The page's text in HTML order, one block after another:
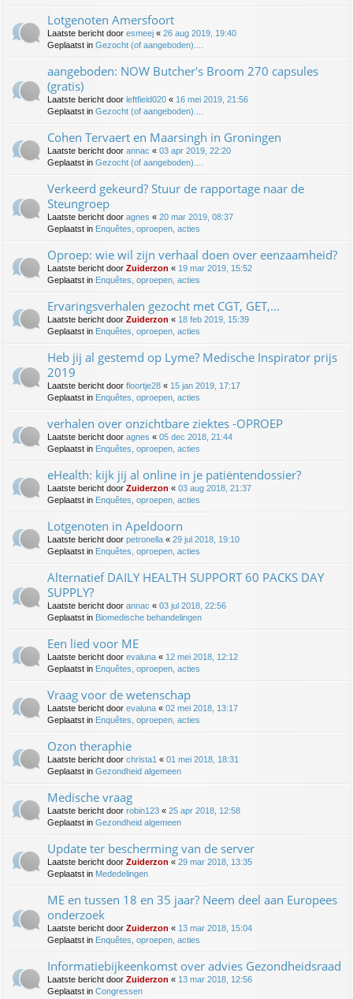
Lotgenoten Amersfoort
Laatste bericht door esmeej « 26 aug 2019, 19:40
Geplaatst in Gezocht (of aangeboden)....
aangeboden: NOW Butcher's Broom 270 capsules
(gratis)
Laatste bericht door leftfield020 « 16 mei 2019, 21:56
Geplaatst in Gezocht (of aangeboden)....
Cohen Tervaert en Maarsingh in Groningen
Laatste bericht door annac « 03 apr 2019, 22:20
Geplaatst in Gezocht (of aangeboden)....
Verkeerd gekeurd? Stuur de rapportage naar de
Steungroep
Laatste bericht door agnes « 20 mar 2019, 08:37
Geplaatst in Enquêtes, oproepen, acties
Oproep: wie wil zijn verhaal doen over eenzaamheid?
Laatste bericht door Zuiderzon « 19 mar 2019, 15:52
Geplaatst in Enquêtes, oproepen, acties
Ervaringsverhalen gezocht met CGT, GET,...
Laatste bericht door Zuiderzon « 18 feb 2019, 15:39
Geplaatst in Enquêtes, oproepen, acties
Heb jij al gestemd op Lyme? Medische Inspirator prijs
2019
Laatste bericht door floortje28 « 15 jan 2019, 17:17
Geplaatst in Enquêtes, oproepen, acties
verhalen over onzichtbare ziektes -OPROEP
Laatste bericht door agnes « 05 dec 2018, 21:44
Geplaatst in Enquêtes, oproepen, acties
eHealth: kijk jij al online in je patiëntendossier?
Laatste bericht door Zuiderzon « 03 aug 2018, 21:37
Geplaatst in Enquêtes, oproepen, acties
Lotgenoten in Apeldoorn
Laatste bericht door petronella « 29 jul 2018, 19:10
Geplaatst in Enquêtes, oproepen, acties
Alternatief DAILY HEALTH SUPPORT 60 PACKS DAY
SUPPLY?
Laatste bericht door annac « 03 jul 2018, 22:56
Geplaatst in Biomedische behandelingen
Een lied voor ME
Laatste bericht door evaluna « 12 mei 2018, 12:12
Geplaatst in Enquêtes, oproepen, acties
Vraag voor de wetenschap
Laatste bericht door evaluna « 02 mei 2018, 13:17
Geplaatst in Enquêtes, oproepen, acties
Ozon theraphie
Laatste bericht door christa1 « 01 mei 2018, 18:31
Geplaatst in Gezondheid algemeen
Medische vraag
Laatste bericht door robin123 « 25 apr 2018, 12:58
Geplaatst in Gezondheid algemeen
Update ter bescherming van de server
Laatste bericht door Zuiderzon « 29 mar 2018, 13:35
Geplaatst in Mededelingen
ME en tussen 18 en 35 jaar? Neem deel aan Europees
onderzoek
Laatste bericht door Zuiderzon « 13 mar 2018, 15:04
Geplaatst in Enquêtes, oproepen, acties
Informatiebijkeenkomst over advies Gezondheidsraad
Laatste bericht door Zuiderzon « 13 mar 2018, 12:56
Geplaatst in Congressen